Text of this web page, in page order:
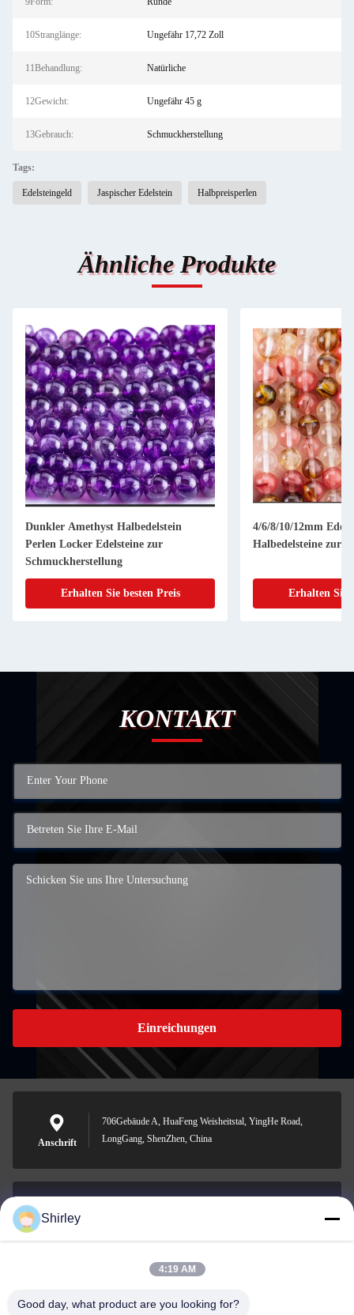
10Stranglänge: Ungefähr 17,72 Zoll
11Behandlung: Natürliche
12Gewicht: Ungefähr 45 g
13Gebrauch: Schmuckherstellung
Tags:
Edelsteingeld Jaspischer Edelstein Halbpreisperlen
Ähnliche Produkte
Dunkler Amethyst Halbedelstein
Perlen Locker Edelsteine zur
Schmuckherstellung
Erhalten Sie besten Preis
4/6/8/10/12mm
Halbedelsteine zur
Erhalten Sie
KONTAKT
Einreichungen
Anschrift
706Gebäude A, HuaFeng Weisheitstal, YingHe Road,
LongGang, ShenZhen, China
E-Mail-Adresse
0086-18148506772
Shirley
4:19 AM
Good day, what product are you looking for?